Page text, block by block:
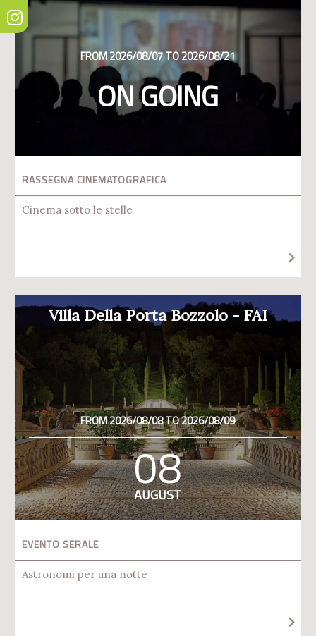
FROM 2026/08/07 TO 2026/08/21
ON GOING
RASSEGNA CINEMATOGRAFICA
Cinema sotto le stelle
Villa Della Porta Bozzolo - FAI
FROM 2026/08/08 TO 2026/08/09
08
AUGUST
EVENTO SERALE
Astronomi per una notte